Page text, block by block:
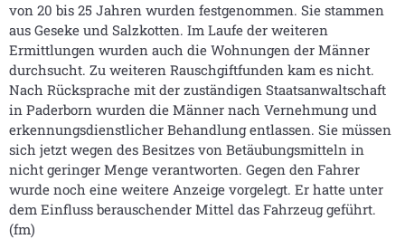
von 20 bis 25 Jahren wurden festgenommen. Sie stammen
aus Geseke und Salzkotten. Im Laufe der weiteren
Ermittlungen wurden auch die Wohnungen der Männer
durchsucht. Zu weiteren Rauschgiftfunden kam es nicht.
Nach Rücksprache mit der zuständigen Staatsanwaltschaft
in Paderborn wurden die Männer nach Vernehmung und
erkennungsdienstlicher Behandlung entlassen. Sie müssen
sich jetzt wegen des Besitzes von Betäubungsmitteln in
nicht geringer Menge verantworten. Gegen den Fahrer
wurde noch eine weitere Anzeige vorgelegt. Er hatte unter
dem Einfluss berauschender Mittel das Fahrzeug geführt.
(fm)